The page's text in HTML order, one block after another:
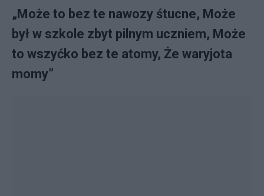
„Może to bez te nawozy śtucne, Może
był w szkole zbyt pilnym uczniem, Może
to wszyćko bez te atomy, Że waryjota
momy”